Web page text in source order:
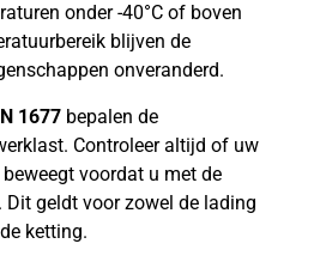
onder -40°C of boven
blijven de
onveranderd.
1677 bepalen de
Controleer altijd of uw
voordat u met de
geldt voor zowel de lading
ketting.